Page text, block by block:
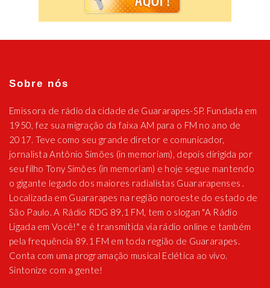
Sobre nós
Emissora de rádio da cidade de Guararapes-SP. Fundada em
1950, fez sua migração da faixa AM para o FM no ano de
2017. Teve como seu grande diretor e comunicador,
jornalista Antônio Simões (in memoriam), depois dirigida por
seu filho Tony Simões (in memoriam) e hoje segue mantendo
o gigante legado dos maiores radialistas Guararapenses .
Localizada em Guararapes na região noroeste do estado de
São Paulo. A Rádio RDG 89,1 FM, tem o slogan "A Rádio
Ligada em Você!" e é transmitida via rádio online e também
pela frequência 89.1 FM em toda região de Guararapes.
Conta com uma programação musical Eclética ao vivo.
Sintonize com a gente!